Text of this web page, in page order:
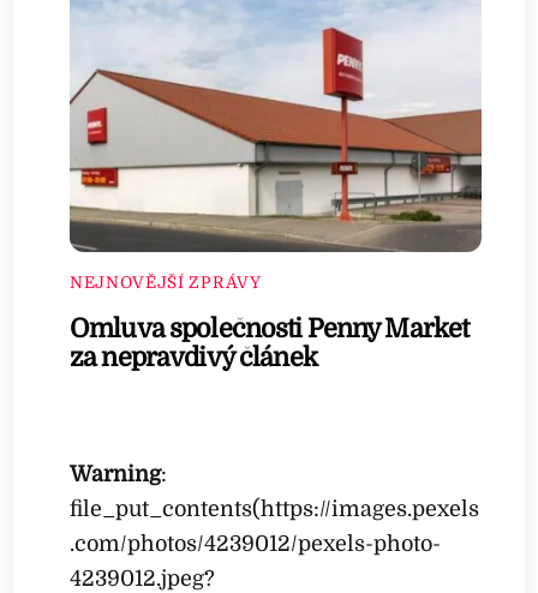
NEJNOVĚJŠÍ ZPRÁVY
Omluva společnosti Penny Market
za nepravdivý článek
Warning:
file_put_contents(https://images.pexels
.com/photos/4239012/pexels-photo-
4239012.jpeg?